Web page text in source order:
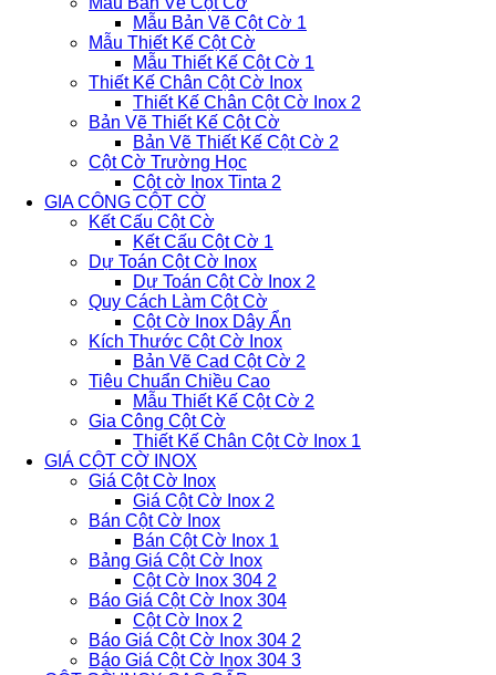
Mẫu Bản Vẽ Cột Cờ 1
Mẫu Thiết Kế Cột Cờ
Mẫu Thiết Kế Cột Cờ 1
Thiết Kế Chân Cột Cờ Inox
Thiết Kế Chân Cột Cờ Inox 2
Bản Vẽ Thiết Kế Cột Cờ
Bản Vẽ Thiết Kế Cột Cờ 2
Cột Cờ Trường Học
Cột cờ Inox Tinta 2
GIA CÔNG CỘT CỜ
Kết Cấu Cột Cờ
Kết Cấu Cột Cờ 1
Dự Toán Cột Cờ Inox
Dự Toán Cột Cờ Inox 2
Quy Cách Làm Cột Cờ
Cột Cờ Inox Dây Ẩn
Kích Thước Cột Cờ Inox
Bản Vẽ Cad Cột Cờ 2
Tiêu Chuẩn Chiều Cao
Mẫu Thiết Kế Cột Cờ 2
Gia Công Cột Cờ
Thiết Kế Chân Cột Cờ Inox 1
GIÁ CỘT CỜ INOX
Giá Cột Cờ Inox
Giá Cột Cờ Inox 2
Bán Cột Cờ Inox
Bán Cột Cờ Inox 1
Bảng Giá Cột Cờ Inox
Cột Cờ Inox 304 2
Báo Giá Cột Cờ Inox 304
Cột Cờ Inox 2
Báo Giá Cột Cờ Inox 304 2
Báo Giá Cột Cờ Inox 304 3